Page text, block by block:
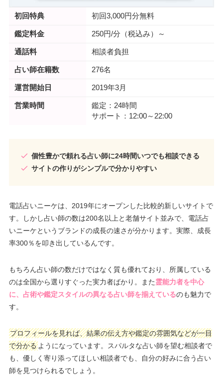
初回特典 初回3,000円分無料
鑑定料金 250円/分（税込み）～
通話料 相談者負担
占い師在籍数 276名
運営開始日 2019年3月
営業時間
鑑定：24時間
サポート：12:00～22:00
個性豊かで頼れる占い師に24時間いつでも相談できる
サイトの作りがシンプルで分かりやすい
電話占いニーケは、2019年にオープンした比較的新しいサイトで
す。しかし占い師の数は200名以上と老舗サイト並みで、電話占
いニーケというブランドの成長の速さが分かります。実際、成長
率300％を叩き出しているんです。
もちろん占い師の数だけではなく質も優れており、所属している
のは全国から選りすぐった実力者ばかり。また霊能力者を中心
に、占術や鑑定スタイルの異なる占い師を揃えているのも魅力で
す。
プロフィールを見れば、結果の伝え方や鑑定の雰囲気などが一目
で分かるようになっています。スパルタな占い師を望む相談者で
も、優しく寄り添ってほしい相談者でも、自分の好みに合う占い
師を見つけられるでしょう。